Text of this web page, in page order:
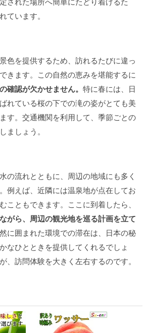
ています。
色を提供するため、訪れるたびに違っ
きます。この自然の恵みを堪能するに
確認が欠かせません。 特に春には、日
れている桜の下での滝の姿がとても美
す。交通機関を利用して、季節ごとの
ましょう。
の流れとともに、周辺の地域にも多く
例えば、近隣には温泉地が点在してお
こともできます。ここに到着したら、
がら、周辺の観光地を巡る計画を立て
に囲まれた環境での滞在は、日本の秘
なひとときを提供してくれるでしょ
、訪問体験を大きく左右するのです。